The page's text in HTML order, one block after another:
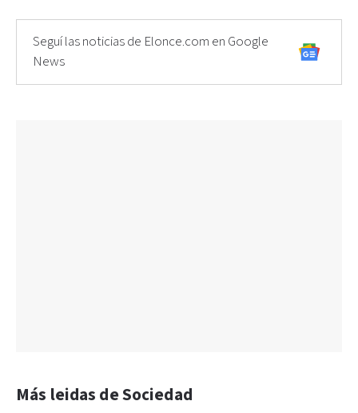
Seguí las noticias de Elonce.com en Google
News
Más leidas de Sociedad